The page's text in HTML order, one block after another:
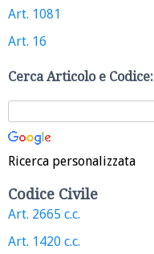
Art. 1081
Art. 16
Cerca Articolo e Codice:
Ricerca personalizzata
Codice Civile
Art. 2665 c.c.
Art. 1420 c.c.